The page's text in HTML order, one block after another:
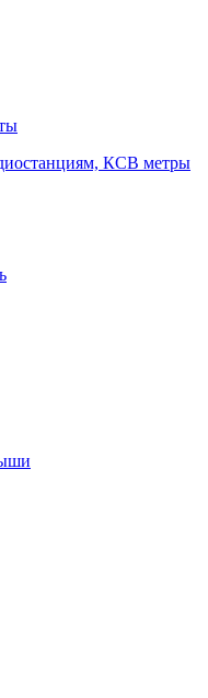
КСВ метры